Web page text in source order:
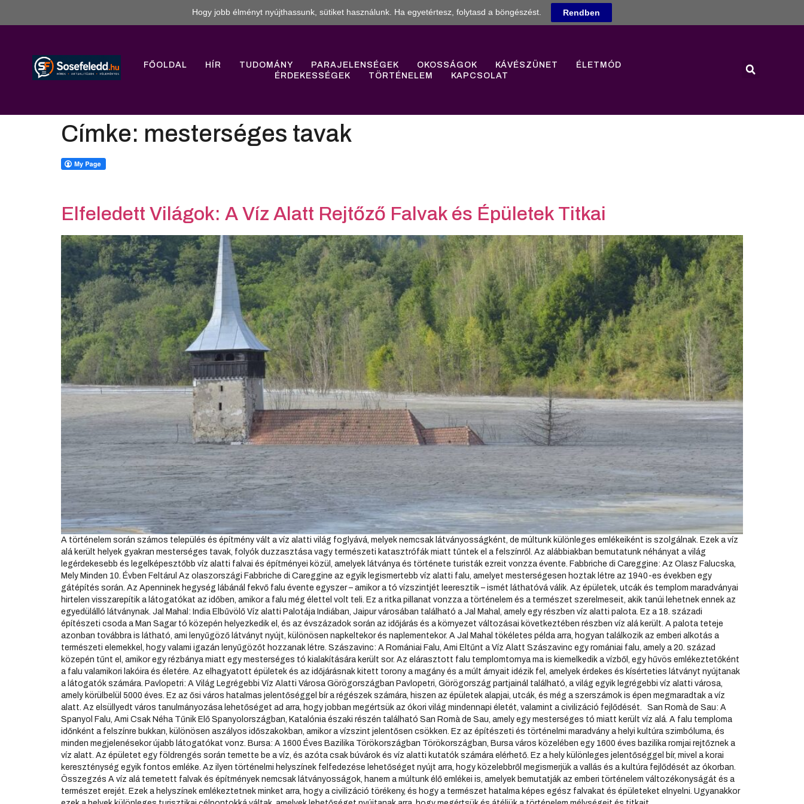
FŐOLDAL HÍR TUDOMÁNY PARAJELENSÉGEK OKOSSÁGOK KÁVÉSZÜNET
ÉLETMÓD
ÉRDEKESSÉGEK
TÖRTÉNELEM KAPCSOLAT
Címke: mesterséges tavak
Elfeledett Világok: A Víz Alatt Rejtőző Falvak és Épületek Titkai
A történelem során számos település és építmény vált a víz alatti világ foglyává, melyek nemcsak látványosságként, de múltunk különleges emlékeiként is szolgálnak. Ezek a víz
alá került helyek gyakran mesterséges tavak, folyók duzzasztása vagy természeti katasztrófák miatt tűntek el a felszínről. Az alábbiakban bemutatunk néhányat a világ
legérdekesebb és legelképesztőbb víz alatti falvai és építményei közül, amelyek látványa és története turisták ezreit vonzza évente. Fabbriche di Careggine: Az Olasz Falucska,
Mely Minden 10. Évben Feltárul Az olaszországi Fabbriche di Careggine az egyik legismertebb víz alatti falu, amelyet mesterségesen hoztak létre az 1940-es években egy
gátépítés során. Az Apenninek hegység lábánál fekvő falu évente egyszer – amikor a tó vízszintjét leeresztik – ismét láthatóvá válik. Az épületek, utcák és templom maradványai
hirtelen visszarepítik a látogatókat az időben, amikor a falu még élettel volt teli. Ez a ritka pillanat vonzza a történelem és a természet szerelmeseit, akik tanúi lehetnek ennek az
egyedülálló látványnak. Jal Mahal: India Elbűvölő Víz alatti Palotája Indiában, Jaipur városában található a Jal Mahal, amely egy részben víz alatti palota. Ez a 18. századi
építészeti csoda a Man Sagar tó közepén helyezkedik el, és az évszázadok során az időjárás és a környezet változásai következtében részben víz alá került. A palota teteje
azonban továbbra is látható, ami lenyűgöző látványt nyújt, különösen napkeltekor és naplementekor. A Jal Mahal tökéletes példa arra, hogyan találkozik az emberi alkotás a
természeti elemekkel, hogy valami igazán lenyűgözőt hozzanak létre. Szászavinc: A Romániai Falu, Ami Eltűnt a Víz Alatt Szászavinc egy romániai falu, amely a 20. század
közepén tűnt el, amikor egy rézbánya miatt egy mesterséges tó kialakítására került sor. Az elárasztott falu templomtornya ma is kiemelkedik a vízből, egy hűvös emlékeztetőként
a falu valamikori lakóira és életére. Az elhagyatott épületek és az időjárásnak kitett torony a magány és a múlt árnyait idézik fel, amelyek érdekes és kísérteties látványt nyújtanak
a látogatók számára. Pavlopetri: A Világ Legrégebbi Víz Alatti Városa Görögországban Pavlopetri, Görögország partjainál található, a világ egyik legrégebbi víz alatti városa,
amely körülbelül 5000 éves. Ez az ősi város hatalmas jelentőséggel bír a régészek számára, hiszen az épületek alapjai, utcák, és még a szerszámok is épen megmaradtak a víz
alatt. Az elsüllyedt város tanulmányozása lehetőséget ad arra, hogy jobban megértsük az ókori világ mindennapi életét, valamint a civilizáció fejlődését. San Romà de Sau: A
Spanyol Falu, Ami Csak Néha Tűnik Elő Spanyolországban, Katalónia északi részén található San Romà de Sau, amely egy mesterséges tó miatt került víz alá. A falu temploma
időnként a felszínre bukkan, különösen aszályos időszakokban, amikor a vízszint jelentősen csökken. Ez az építészeti és történelmi maradvány a helyi kultúra szimbóluma, és
minden megjelenésekor újabb látogatókat vonz. Bursa: A 1600 Éves Bazilika Törökországban Törökországban, Bursa város közelében egy 1600 éves bazilika romjai rejtőznek a
víz alatt. Az épületet egy földrengés során temette be a víz, és azóta csak búvárok és víz alatti kutatók számára elérhető. Ez a hely különleges jelentőséggel bír, mivel a korai
kereszténység egyik fontos emléke. Az ilyen történelmi helyszínek felfedezése lehetőséget nyújt arra, hogy közelebbről megismerjük a vallás és a kultúra fejlődését az ókorban.
Összegzés A víz alá temetett falvak és építmények nemcsak látványosságok, hanem a múltunk élő emlékei is, amelyek bemutatják az emberi történelem változékonyságát és a
természet erejét. Ezek a helyszínek emlékeztetnek minket arra, hogy a civilizáció törékeny, és hogy a természet hatalma képes egész falvakat és épületeket elnyelni. Ugyanakkor
Hogy jobb élményt nyújthassunk, sütiket használunk. Ha egyetértesz, folytasd a böngészést. Rendben